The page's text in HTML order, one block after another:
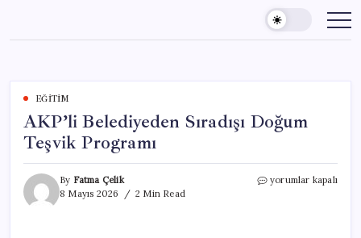
content
EĞITIM
AKP’li Belediyeden Sıradışı Doğum
Teşvik Programı
By Fatma Çelik
8 Mayıs 2026
2 Min Read
AKP’li
yorumlar kapalı